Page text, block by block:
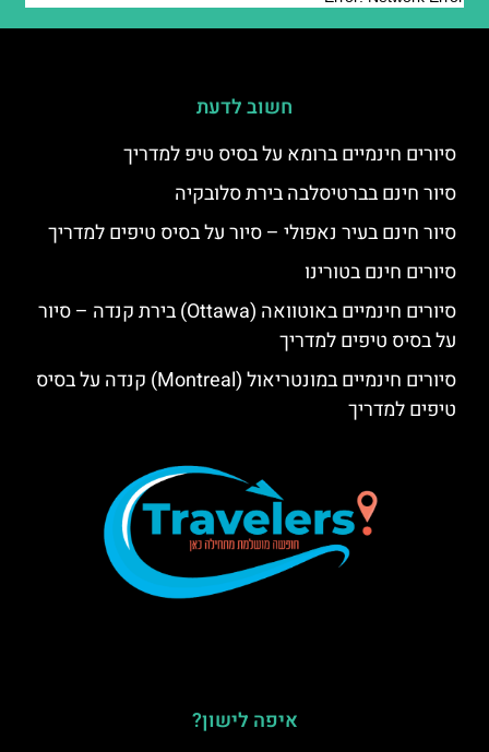
חשוב לדעת
סיורים חינמיים ברומא על בסיס טיפ למדריך
סיור חינם בברטיסלבה בירת סלובקיה
סיור חינם בעיר נאפולי – סיור על בסיס טיפים למדריך
סיורים חינם בטורינו
סיורים חינמיים באוטוואה (Ottawa) בירת קנדה – סיור
על בסיס טיפים למדריך
סיורים חינמיים במונטריאול (Montreal) קנדה על בסיס
טיפים למדריך
איפה לישון?